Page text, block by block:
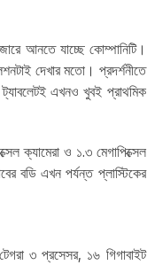
আনতে যাচ্ছে কোম্পানিটি।
দেখার মতো। প্রদর্শনীতে
এখনও খুবই প্রাথমিক
ক্যামেরা ও ১.৩ মেগাপিক্সেল
বডি এখন পর্যন্ত প্লাস্টিকের
৩ প্রসেসর, ১৬ গিগাবাইট